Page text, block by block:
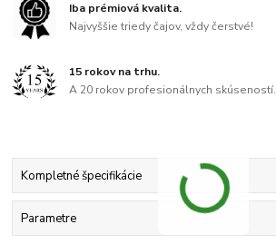
Iba prémiová kvalita.
Najvyššie triedy čajov, vždy čerstvé!
15 rokov na trhu.
A 20 rokov profesionálnych skúseností.
Kompletné špecifikácie
Parametre